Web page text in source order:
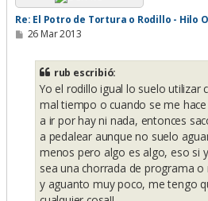
Re: El Potro de Tortura o Rodillo - Hilo
M
26 Mar 2013
rub escribió:
Yo el rodillo igual lo suelo utilizar
mal tiempo o cuando se me
a ir por hay ni nada, entonces
a pedalear aunque no suelo
menos pero algo es algo, eso si
sea una chorrada de programa
y aguanto muy poco, me tengo